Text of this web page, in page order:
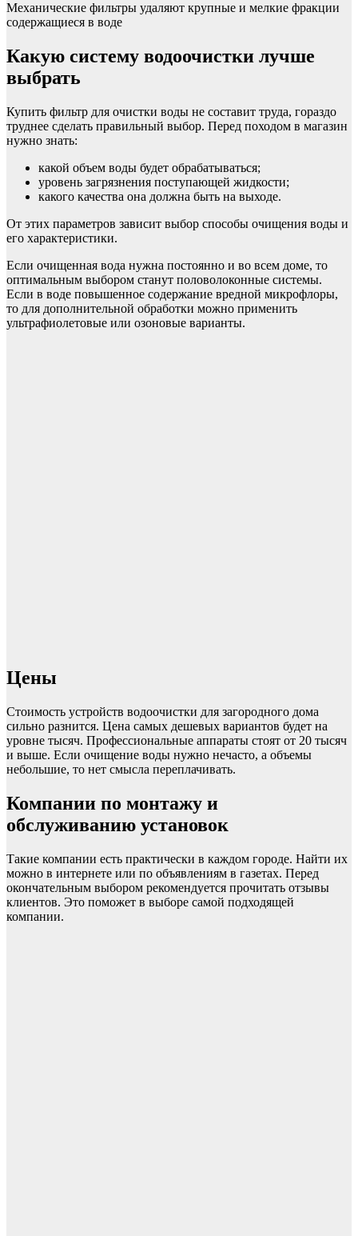
Механические фильтры удаляют крупные и мелкие фракции
содержащиеся в воде
Какую систему водоочистки лучше
выбрать
Купить фильтр для очистки воды не составит труда, гораздо
труднее сделать правильный выбор. Перед походом в магазин
нужно знать:
какой объем воды будет обрабатываться;
уровень загрязнения поступающей жидкости;
какого качества она должна быть на выходе.
От этих параметров зависит выбор способы очищения воды и
его характеристики.
Если очищенная вода нужна постоянно и во всем доме, то
оптимальным выбором станут половолоконные системы.
Если в воде повышенное содержание вредной микрофлоры,
то для дополнительной обработки можно применить
ультрафиолетовые или озоновые варианты.
Цены
Стоимость устройств водоочистки для загородного дома
сильно разнится. Цена самых дешевых вариантов будет на
уровне тысяч. Профессиональные аппараты стоят от 20 тысяч
и выше. Если очищение воды нужно нечасто, а объемы
небольшие, то нет смысла переплачивать.
Компании по монтажу и
обслуживанию установок
Такие компании есть практически в каждом городе. Найти их
можно в интернете или по объявлениям в газетах. Перед
окончательным выбором рекомендуется прочитать отзывы
клиентов. Это поможет в выборе самой подходящей
компании.